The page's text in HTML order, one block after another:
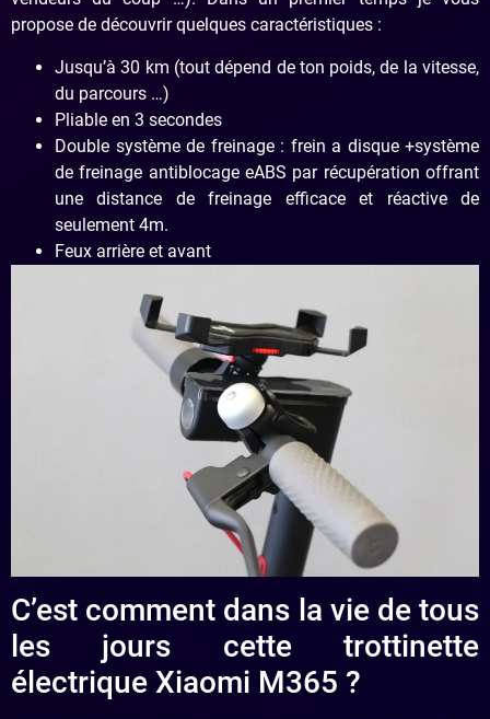
propose de découvrir quelques caractéristiques :
Jusqu’à 30 km (tout dépend de ton poids, de la vitesse,
du parcours …)
Pliable en 3 secondes
Double système de freinage : frein a disque +système
de freinage antiblocage eABS par récupération offrant
une distance de freinage efficace et réactive de
seulement 4m.
Feux arrière et avant
C’est comment dans la vie de tous
les jours cette trottinette
électrique Xiaomi M365 ?